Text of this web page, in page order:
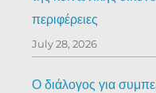
περιφέρειες
July 28, 2026
Ο διάλογος για